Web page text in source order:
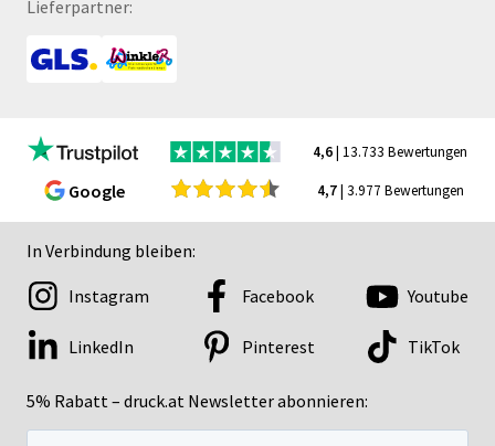
Lieferpartner:
4,6| 13.733 Bewertungen
Google 4,7| 3.977 Bewertungen
In Verbindung bleiben:
5% Rabatt – druck.at Newsletter abonnieren:
Instagram Facebook Youtube
LinkedIn Pinterest TikTok